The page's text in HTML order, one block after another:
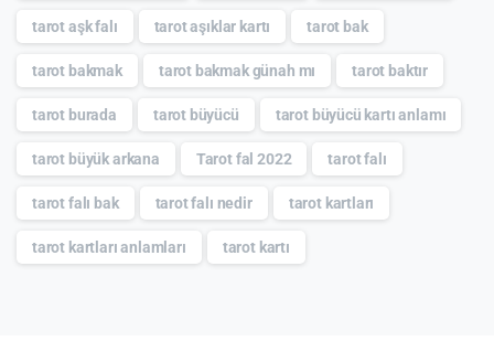
tarot aşk falı tarot aşıklar kartı tarot bak
tarot bakmak tarot bakmak günah mı tarot baktır
tarot burada tarot büyücü tarot büyücü kartı anlamı
tarot büyük arkana Tarot fal 2022 tarot falı
tarot falı bak tarot falı nedir tarot kartları
tarot kartları anlamları tarot kartı